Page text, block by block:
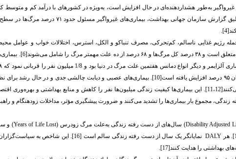
عصبی و سرطان‌ها هستند[2]. شیوع بیماری‌های غیرواگیر به‌طور هشداردهنده‌ای در حال افزایش است، به‌ویژه در کشورهای با درآمد
درصد مرگ‌ها در سطح
جهانی، هفت مورد از ده علت اصلی مرگ در سال
درصد افزایش یافته است[10].
بیماری‌های عصبی و دیابت چالشی جدی و در حال رشد برای
هستند و بار اقتصادی قابل توجهی بر افراد، خانواده‌ها و جامعه تحمیل می‌کنند[11،12]. این بیماری‌ها کیفیت زندگی میلیون‌ها نفر را کاهش و منابع
زندگی، مجموع بار بیماری‌ها را تشدید می‌کنند و ضرورت پیشگیری مؤثر، مداخلات زودهنگام و
Disability Adjusted) سال‌های از دست رفته زندگی به‌علت مرگ زودرس (Years of Life Lost) و
DALY
نمایانگر یک سال از دست رفته زندگی سالم است [16].
بهداشتی را هدایت کنند[17].